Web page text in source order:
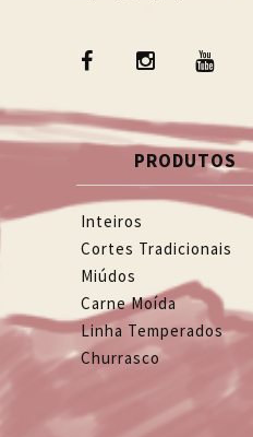
PRODUTOS
Inteiros
Cortes Tradicionais
Miúdos
Carne Moída
Linha Temperados
Churrasco